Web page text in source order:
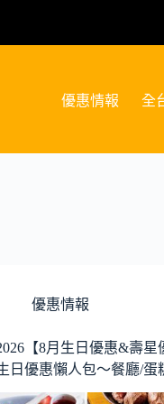
優惠情報 全
優惠情報
【8月生日優惠&壽星
日優惠懶人包～餐廳/蛋